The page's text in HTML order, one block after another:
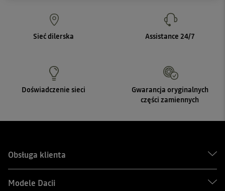
Sieć dilerska Assistance 24/7
Doświadczenie sieci
Gwarancja oryginalnych
części zamiennych
Obsługa klienta
Modele Dacii